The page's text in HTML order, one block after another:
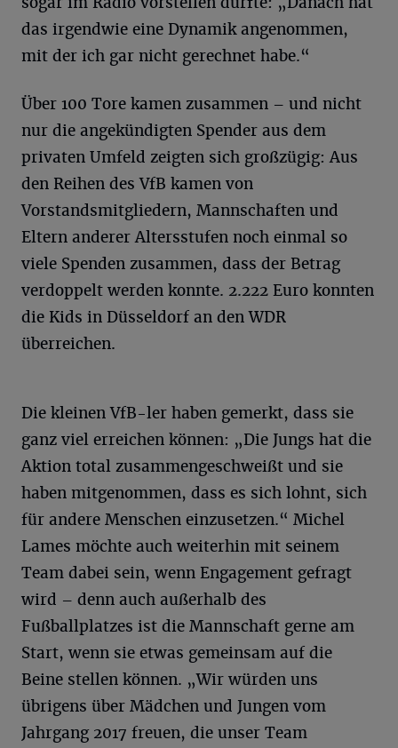
das irgendwie eine Dynamik angenommen,
mit der ich gar nicht gerechnet habe.“
Über 100 Tore kamen zusammen – und nicht
nur die angekündigten Spender aus dem
privaten Umfeld zeigten sich großzügig: Aus
den Reihen des VfB kamen von
Vorstandsmitgliedern, Mannschaften und
Eltern anderer Altersstufen noch einmal so
viele Spenden zusammen, dass der Betrag
verdoppelt werden konnte. 2.222 Euro konnten
die Kids in Düsseldorf an den WDR
überreichen.
Die kleinen VfB-ler haben gemerkt, dass sie
ganz viel erreichen können: „Die Jungs hat die
Aktion total zusammengeschweißt und sie
haben mitgenommen, dass es sich lohnt, sich
für andere Menschen einzusetzen.“ Michel
Lames möchte auch weiterhin mit seinem
Team dabei sein, wenn Engagement gefragt
wird – denn auch außerhalb des
Fußballplatzes ist die Mannschaft gerne am
Start, wenn sie etwas gemeinsam auf die
Beine stellen können. „Wir würden uns
übrigens über Mädchen und Jungen vom
Jahrgang 2017 freuen, die unser Team